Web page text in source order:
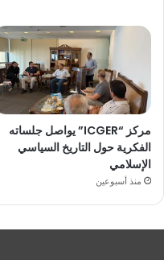
مركز “ICGER” يواصل جلساته
الفكرية حول التاريخ السياسي
الإسلامي
منذ أسبوعين